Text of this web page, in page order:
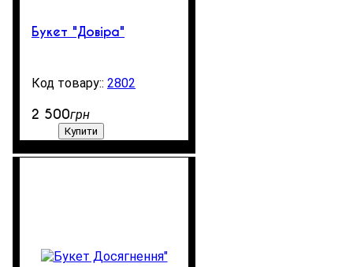
Букет "Довіра"
2802
2 500грн
Купити